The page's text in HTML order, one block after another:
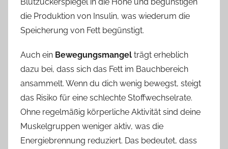
die Produktion von Insulin, was wiederum die
Speicherung von Fett begünstigt.
Auch ein Bewegungsmangel trägt erheblich
dazu bei, dass sich das Fett im Bauchbereich
ansammelt. Wenn du dich wenig bewegst, steigt
das Risiko für eine schlechte Stoffwechselrate.
Ohne regelmäßig körperliche Aktivität sind deine
Muskelgruppen weniger aktiv, was die
Energiebrennung reduziert. Das bedeutet, dass